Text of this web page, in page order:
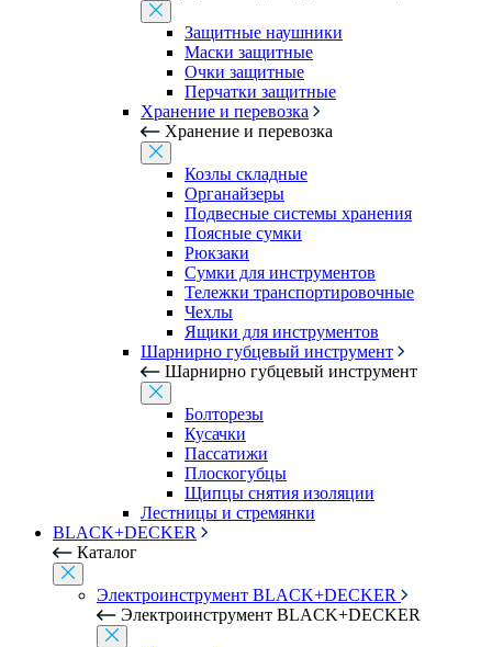
Защитные наушники
Маски защитные
Очки защитные
Перчатки защитные
Хранение и перевозка
Хранение и перевозка
Козлы складные
Органайзеры
Подвесные системы хранения
Поясные сумки
Рюкзаки
Сумки для инструментов
Тележки транспортировочные
Чехлы
Ящики для инструментов
Шарнирно губцевый инструмент
Шарнирно губцевый инструмент
Болторезы
Кусачки
Пассатижи
Плоскогубцы
Щипцы снятия изоляции
Лестницы и стремянки
BLACK+DECKER
Каталог
Электроинструмент BLACK+DECKER
Электроинструмент BLACK+DECKER